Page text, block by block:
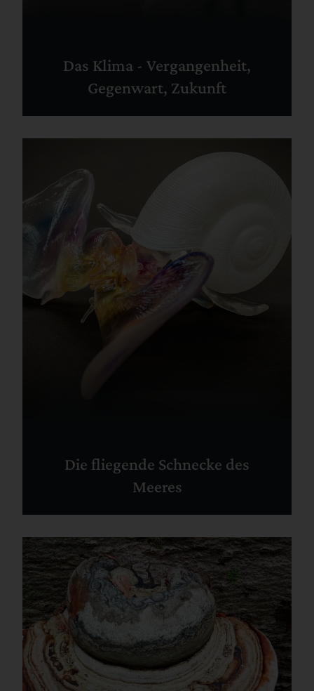
Das Klima - Vergangenheit,
Gegenwart, Zukunft
Die fliegende Schnecke des
Meeres